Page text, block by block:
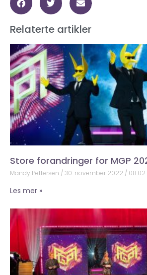
Relaterte artikler
Store forandringer for MGP
Mandy Pettersen 30. november 2022 08:02
Les mer »